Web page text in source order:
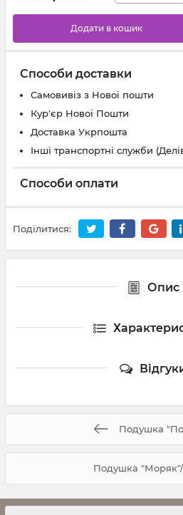
Додати в кошик
Способи доставки
Самовивіз з Нової пошти
Кур'єр Нової Пошти
Доставка Укрпошта
Інші транспортні служби
Способи оплати
Поділитися:
Опис
Подушка
Подушка